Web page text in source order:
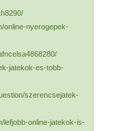
online-nyerogepek-
jatekok-es-tobb-
szerencsejatek-
lefjobb-online-jatekok-is-